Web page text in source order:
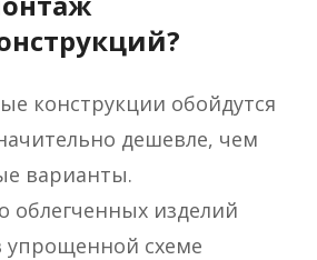
конструкции обойдутся
дешевле, чем
варианты.
облегченных изделий
упрощенной схеме